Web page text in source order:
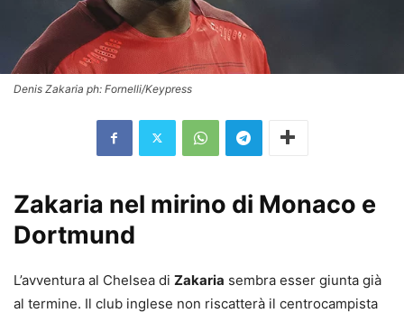
Denis Zakaria ph: Fornelli/Keypress
Zakaria nel mirino di Monaco e
Dortmund
L’avventura al Chelsea di Zakaria sembra esser giunta già
al termine. Il club inglese non riscatterà il centrocampista